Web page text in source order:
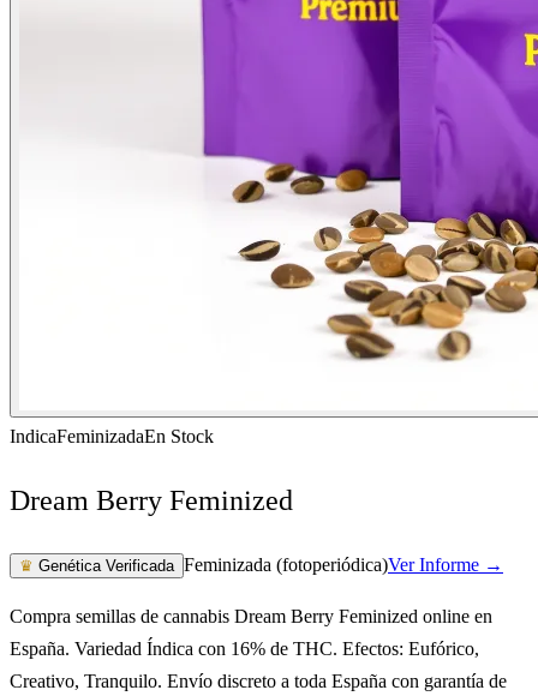
IndicaFeminizadaEn Stock
Dream Berry Feminized
♛ Genética Verificada Feminizada (fotoperiódica)Ver Informe →
Compra semillas de cannabis Dream Berry Feminized online en
España. Variedad Índica con 16% de THC. Efectos: Eufórico,
Creativo, Tranquilo. Envío discreto a toda España con garantía de